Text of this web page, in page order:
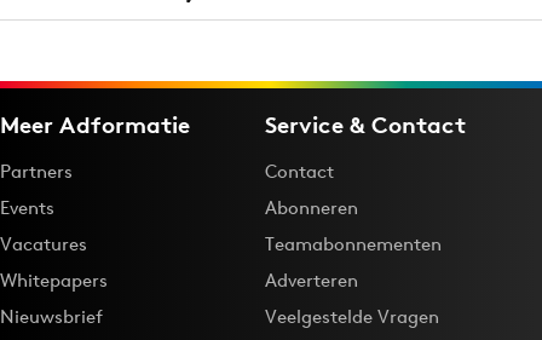
Meer Adformatie
Partners
Events
Vacatures
Whitepapers
Nieuwsbrief
Service & Contact
Contact
Abonneren
Teamabonnementen
Adverteren
Veelgestelde Vragen